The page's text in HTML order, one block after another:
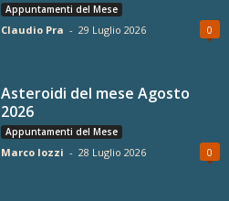
Appuntamenti del Mese
Claudio Pra - 29 Luglio 2026 0
Asteroidi del mese Agosto
2026
Appuntamenti del Mese
Marco Iozzi - 28 Luglio 2026 0